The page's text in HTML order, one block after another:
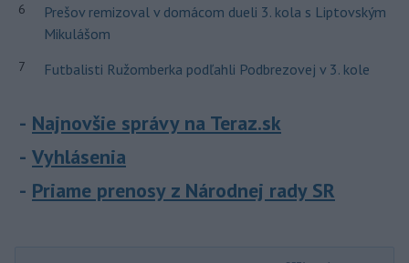
6
Prešov remizoval v domácom dueli 3. kola s Liptovským
Mikulášom
7 Futbalisti Ružomberka podľahli Podbrezovej v 3. kole
Najnovšie správy na Teraz.sk
Vyhlásenia
Priame prenosy z Národnej rady SR